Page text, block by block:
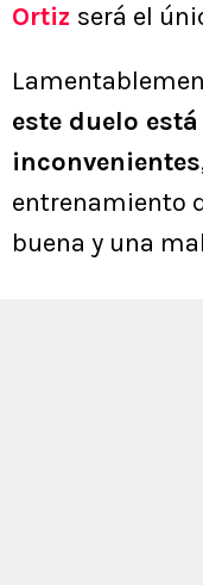
Ortiz será el
este duelo
entrenamiento
buena y una